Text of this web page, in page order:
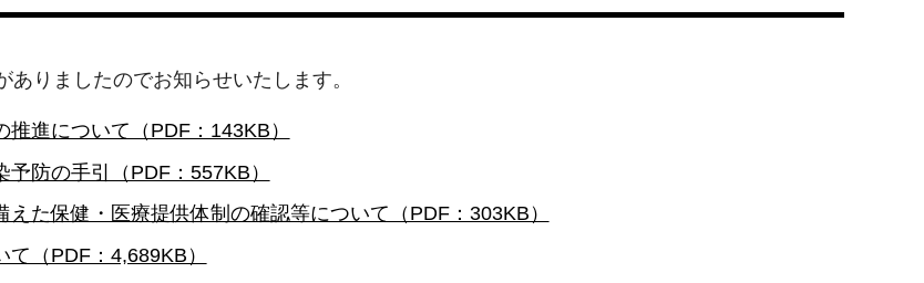
りましたのでお知らせいたします。
進について（PDF：143KB）
防の手引（PDF：557KB）
た保健・医療提供体制の確認等について（PDF：303KB）
（PDF：4,689KB）